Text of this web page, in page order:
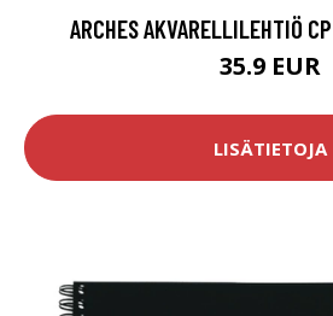
ARCHES AKVARELLILEHTIÖ
35.9 EUR
LISÄTIETOJA